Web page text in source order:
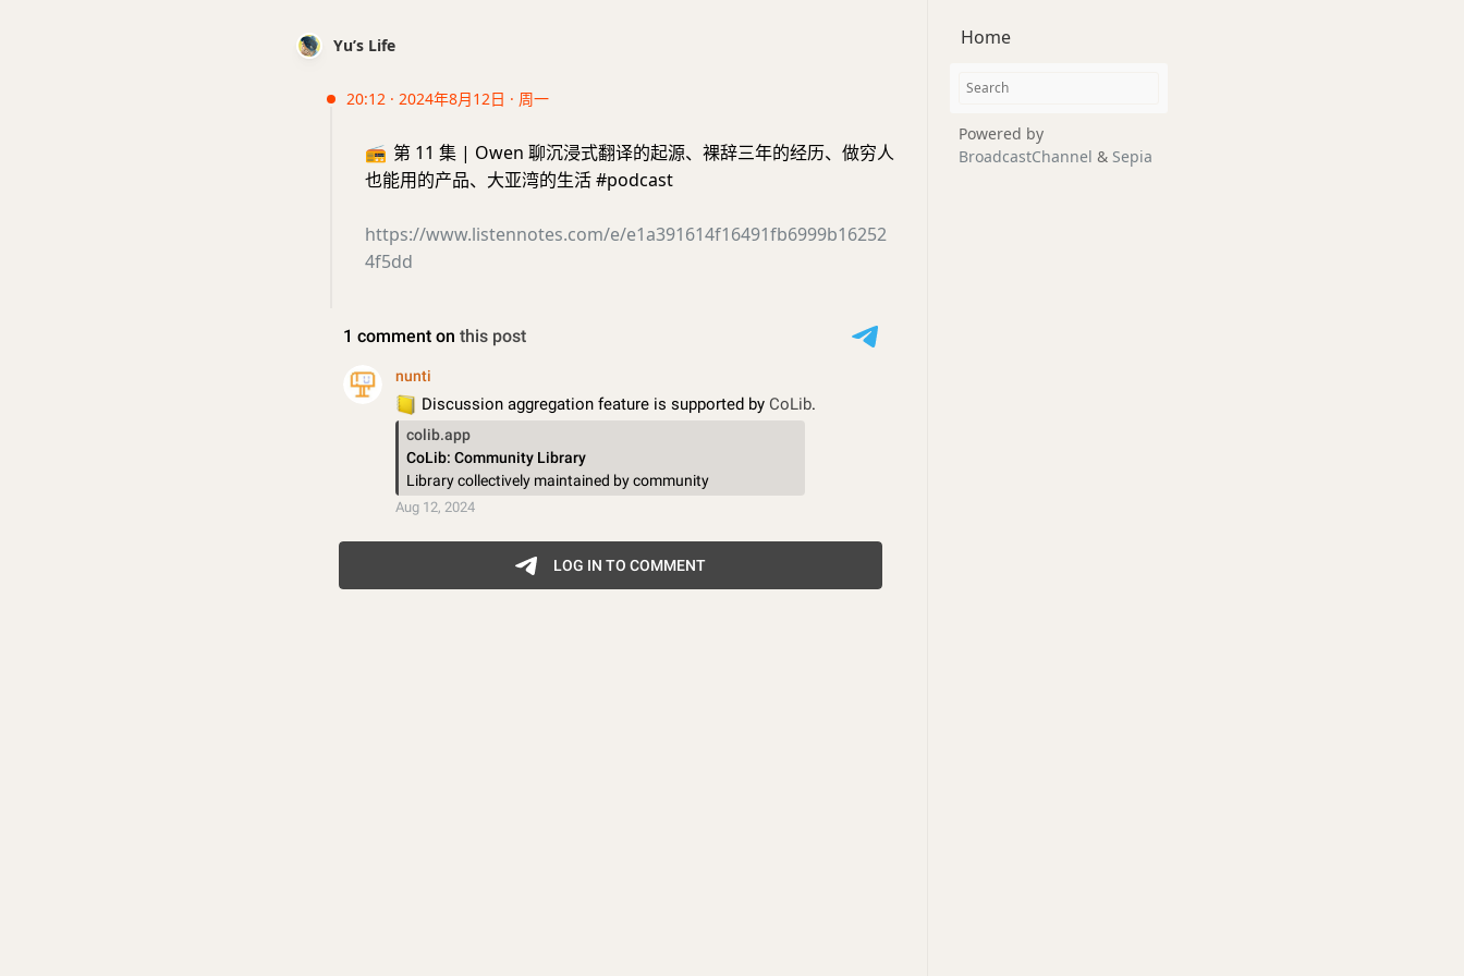
Yu’s Life
20:12 · 2024年8月12日 · 周一
📻 第 11 集 | Owen 聊沉浸式翻译的起源、裸辞三年的经历、做穷人
也能用的产品、大亚湾的生活 #podcast
https://www.listennotes.com/e/e1a391614f16491fb6999b16252
4f5dd
Home
Powered by
BroadcastChannel & Sepia